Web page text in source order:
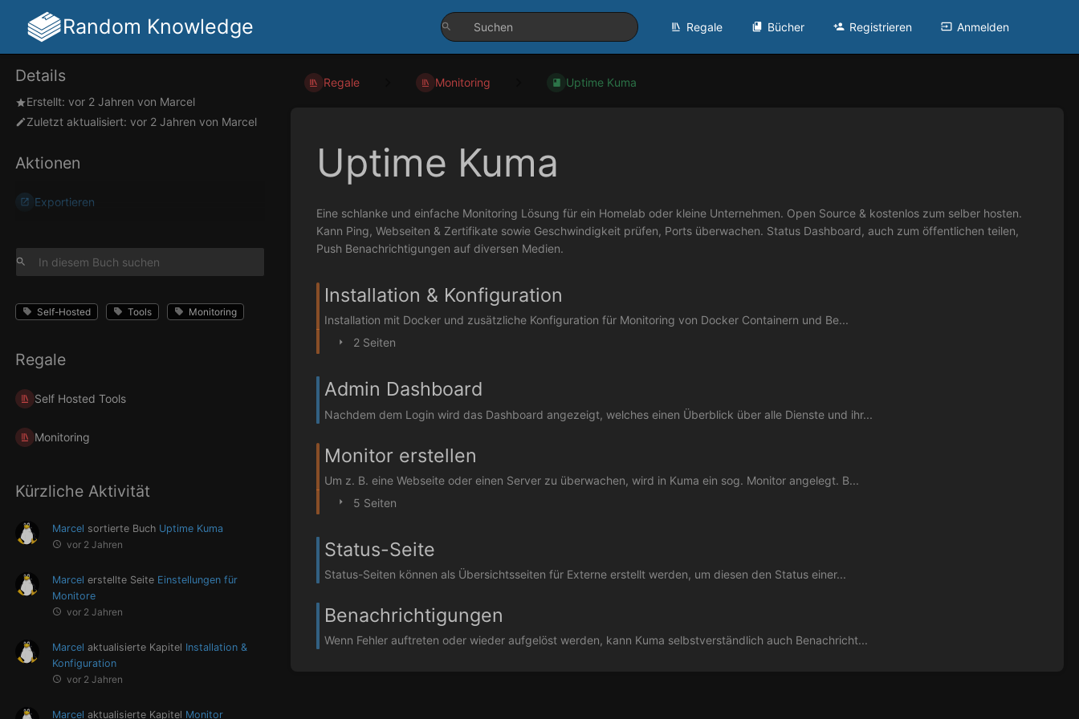
Random Knowledge Regale Bücher Registrieren Anmelden
Details
Erstellt: vor 2 Jahren von Marcel
Zuletzt aktualisiert: vor 2 Jahren von Marcel
Aktionen
Exportieren
Self-Hosted Tools Monitoring
Regale
Self Hosted Tools
Monitoring
Kürzliche Aktivität
Marcel sortierte Buch Uptime Kuma
vor 2 Jahren
Marcel erstellte Seite Einstellungen für
Monitore
vor 2 Jahren
Marcel aktualisierte Kapitel Installation &
Konfiguration
vor 2 Jahren
Marcel aktualisierte Kapitel Monitor
Regale Monitoring Uptime Kuma
Uptime Kuma
Eine schlanke und einfache Monitoring Lösung für ein Homelab oder kleine Unternehmen. Open Source & kostenlos zum selber hosten.
Kann Ping, Webseiten & Zertifikate sowie Geschwindigkeit prüfen, Ports überwachen. Status Dashboard, auch zum öffentlichen teilen,
Push Benachrichtigungen auf diversen Medien.
Installation & Konfiguration
Installation mit Docker und zusätzliche Konfiguration für Monitoring von Docker Containern und Be...
2 Seiten
Admin Dashboard
Nachdem dem Login wird das Dashboard angezeigt, welches einen Überblick über alle Dienste und ihr...
Monitor erstellen
Um z. B. eine Webseite oder einen Server zu überwachen, wird in Kuma ein sog. Monitor angelegt. B...
5 Seiten
Status-Seite
Status-Seiten können als Übersichtsseiten für Externe erstellt werden, um diesen den Status einer...
Benachrichtigungen
Wenn Fehler auftreten oder wieder aufgelöst werden, kann Kuma selbstverständlich auch Benachricht...